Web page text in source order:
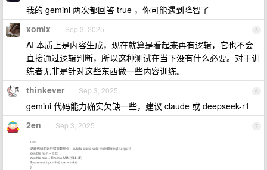
我的 gemini 两次都回答 true ，你可能遇到降智了
5
xomix Sep 3, 2025
AI 本质上是内容生成，现在就算是看起来再有逻辑，它也不会
直接通过逻辑判断，所以这种测试在当下没有什么必要。对于训
练者无非是针对这些东西做一些内容训练。
6
thinkever Sep 3, 2025
gemini 代码能力确实欠缺一些，建议 claude 或 deepseek-r1
7
2en Sep 3, 2025